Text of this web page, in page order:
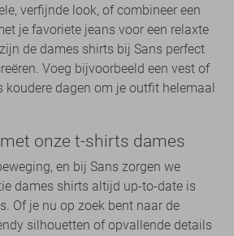
verfijnde look, of combineer een
je favoriete jeans voor een relaxte
de dames shirts bij Sans perfect
Voeg bijvoorbeeld een vest of
koudere dagen om je outfit helemaal
onze t-shirts dames
en bij Sans zorgen we
dames shirts altijd up-to-date is
Of je nu op zoek bent naar de
silhouetten of opvallende details